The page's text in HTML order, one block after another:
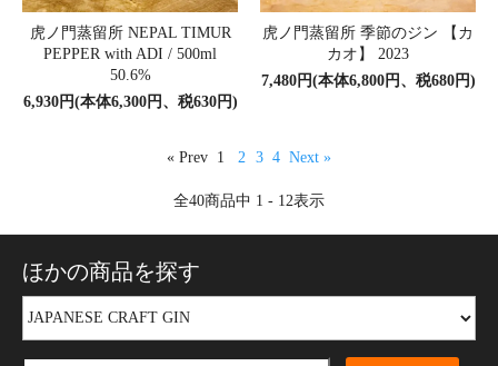
虎ノ門蒸留所 NEPAL TIMUR
PEPPER with ADI / 500ml
50.6%
6,930円(本体6,300円、税630円)
虎ノ門蒸留所 季節のジン 【カ
カオ】 2023
7,480円(本体6,800円、税680円)
« Prev 1 2 3 4 Next »
全40商品中 1 - 12表示
ほかの商品を探す